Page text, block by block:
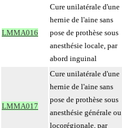
LMMA016
Cure unilatérale d'une
hernie de l'aine sans
pose de prothèse sous
anesthésie locale, par
abord inguinal
LMMA017
Cure unilatérale d'une
hernie de l'aine sans
pose de prothèse sous
anesthésie générale ou
locorégionale, par